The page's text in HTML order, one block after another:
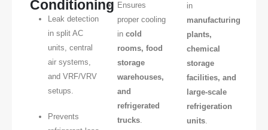
Conditioning
Leak detection
in split AC
units, central
air systems,
and VRF/VRV
setups.
Prevents
Ensures
proper cooling
in cold
rooms, food
storage
warehouses,
and
refrigerated
trucks.
in
manufacturing
plants,
chemical
storage
facilities, and
large-scale
refrigeration
units.